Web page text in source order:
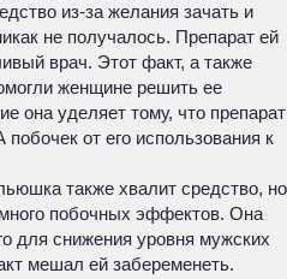
из-за желания зачать и
не получалось. Препарат ей
врач. Этот факт, а также
женщине решить ее
она уделяет тому, что препарат
от его использования к
также хвалит средство, но
побочных эффектов. Она
для снижения уровня мужских
мешал ей забеременеть.